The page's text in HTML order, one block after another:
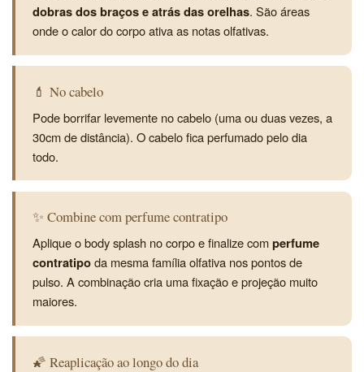
dobras dos braços e atrás das orelhas. São áreas
onde o calor do corpo ativa as notas olfativas.
💄 No cabelo
Pode borrifar levemente no cabelo (uma ou duas vezes, a
30cm de distância). O cabelo fica perfumado pelo dia
todo.
✨ Combine com perfume contratipo
Aplique o body splash no corpo e finalize comperfume
contratipoda mesma família olfativa nos pontos de
pulso. A combinação cria uma fixação e projeção muito
maiores.
🌠 Reaplicação ao longo do dia